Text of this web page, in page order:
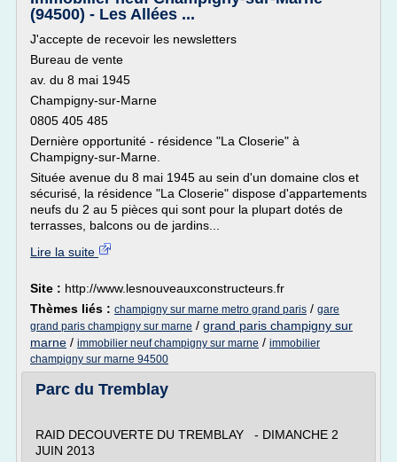
(94500) - Les Allées ...
J'accepte de recevoir les newsletters
Bureau de vente
av. du 8 mai 1945
Champigny-sur-Marne
0805 405 485
Dernière opportunité - résidence "La Closerie" à
Champigny-sur-Marne.
Située avenue du 8 mai 1945 au sein d'un domaine clos et
sécurisé, la résidence "La Closerie" dispose d'appartements
neufs du 2 au 5 pièces qui sont pour la plupart dotés de
terrasses, balcons ou de jardins...
Lire la suite
Site : http://www.lesnouveauxconstructeurs.fr
Thèmes liés : champigny sur marne metro grand paris / gare
grand paris champigny sur marne / grand paris champigny sur
marne / immobilier neuf champigny sur marne / immobilier
champigny sur marne 94500
Parc du Tremblay
RAID DECOUVERTE DU TREMBLAY - DIMANCHE 2
JUIN 2013